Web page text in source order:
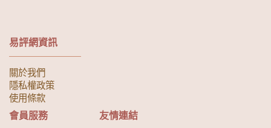
易評網資訊
關於我們
隱私權政策
使用條款
會員服務 友情連結